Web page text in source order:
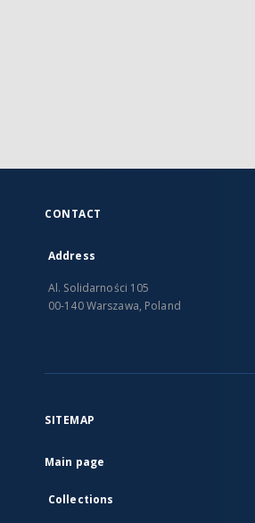
CONTACT
Address
Al. Solidarności 105
00-140 Warszawa, Poland
SITEMAP
Main page
Collections